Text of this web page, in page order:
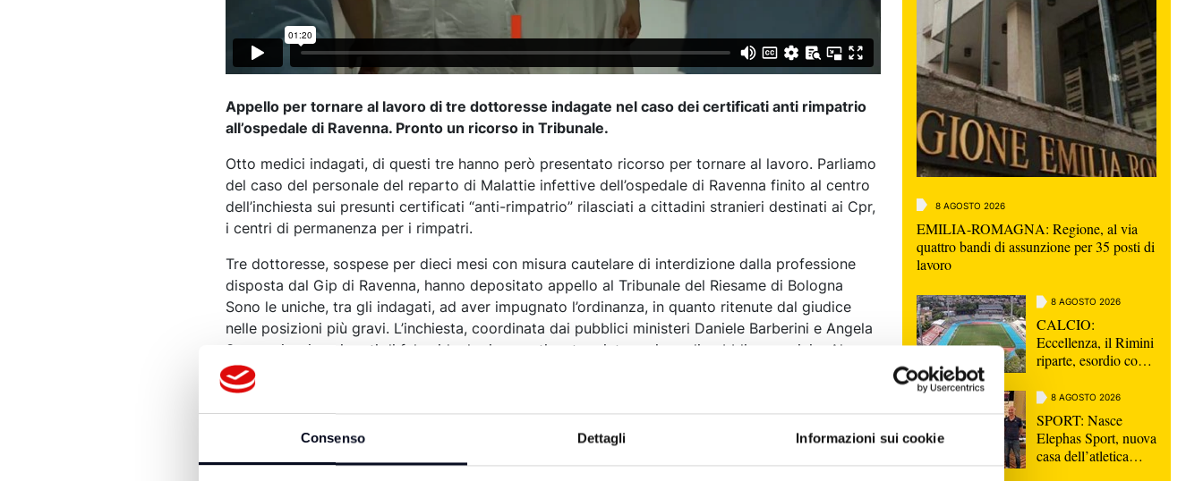
Consenso Dettagli Informazioni sui cookie
Appello per tornare al lavoro di tre dottoresse indagate nel caso dei certificati anti rimpatrio
all’ospedale di Ravenna. Pronto un ricorso in Tribunale.
Otto medici indagati, di questi tre hanno però presentato ricorso per tornare al lavoro. Parliamo
del caso del personale del reparto di Malattie infettive dell’ospedale di Ravenna finito al centro
dell’inchiesta sui presunti certificati “anti-rimpatrio” rilasciati a cittadini stranieri destinati ai Cpr,
i centri di permanenza per i rimpatri.
Tre dottoresse, sospese per dieci mesi con misura cautelare di interdizione dalla professione
disposta dal Gip di Ravenna, hanno depositato appello al Tribunale del Riesame di Bologna
Sono le uniche, tra gli indagati, ad aver impugnato l’ordinanza, in quanto ritenute dal giudice
nelle posizioni più gravi. L’inchiesta, coordinata dai pubblici ministeri Daniele Barberini e Angela
Scorza, ipotizza i reati di falso ideologico continuato e interruzione di pubblico servizio. Al
centro delle indagini, i certificati medici rilasciati per attestare l’inidoneità al trasferimento nei
Cpr, documenti che secondo la Procura sarebbero stati redatti senza adeguati riscontri clinici,
impedendo di fatto il rimpatrio di cittadini stranieri irregolari.
Per gli altri cinque medici coinvolti era stato disposto, sempre per dieci mesi, il divieto di
occuparsi dei certificati per l’idoneità ai centri di permanenza per i rimpatri. Gli accertamenti
8 AGOSTO 2026
EMILIA-ROMAGNA: Regione, al via
quattro bandi di assunzione per 35 posti di
lavoro
8 AGOSTO 2026
CALCIO:
Eccellenza, il Rimini
riparte, esordio con
8 AGOSTO 2026
SPORT: Nasce
Elephas Sport, nuova
casa dell’atletica